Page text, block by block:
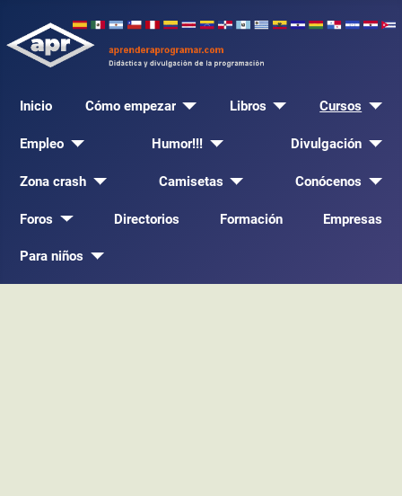
Inicio Cómo empezar Libros Cursos
Empleo Humor!!! Divulgación
Zona crash Camisetas Conócenos
Foros Directorios Formación Empresas
Para niños